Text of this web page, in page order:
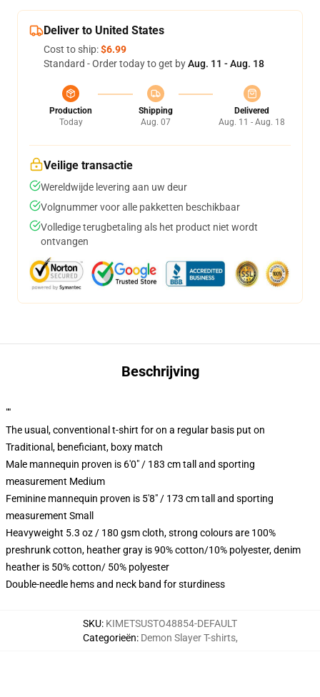
Deliver to United States
Cost to ship:$6.99
Standard - Order today to get byAug. 11 - Aug. 18
Production
Today
Shipping
Aug. 07
Delivered
Aug. 11 - Aug. 18
Veilige transactie
Wereldwijde levering aan uw deur
Volgnummer voor alle pakketten beschikbaar
Volledige terugbetaling als het product niet wordt
ontvangen
Beschrijving
""
The usual, conventional t-shirt for on a regular basis put on
Traditional, beneficiant, boxy match
Male mannequin proven is 6'0" / 183 cm tall and sporting
measurement Medium
Feminine mannequin proven is 5'8" / 173 cm tall and sporting
measurement Small
Heavyweight 5.3 oz / 180 gsm cloth, strong colours are 100%
preshrunk cotton, heather gray is 90% cotton/10% polyester, denim
heather is 50% cotton/ 50% polyester
Double-needle hems and neck band for sturdiness
SKU: KIMETSUSTO48854-DEFAULT
Categorieën: Demon Slayer T-shirts,